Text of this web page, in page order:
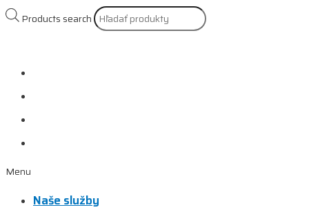
Products search
Menu
Naše služby